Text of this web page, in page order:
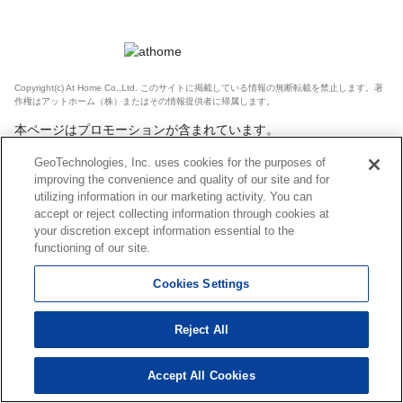
Copyright(c) At Home Co.,Ltd. このサイトに掲載している情報の無断転載を禁止します。著
作権はアットホーム（株）またはその情報提供者に帰属します。
本ページはプロモーションが含まれています。
GeoTechnologies, Inc. uses cookies for the purposes of
improving the convenience and quality of our site and for
utilizing information in our marketing activity. You can
accept or reject collecting information through cookies at
your discretion except information essential to the
functioning of our site.
Cookies Settings
Reject All
Accept All Cookies